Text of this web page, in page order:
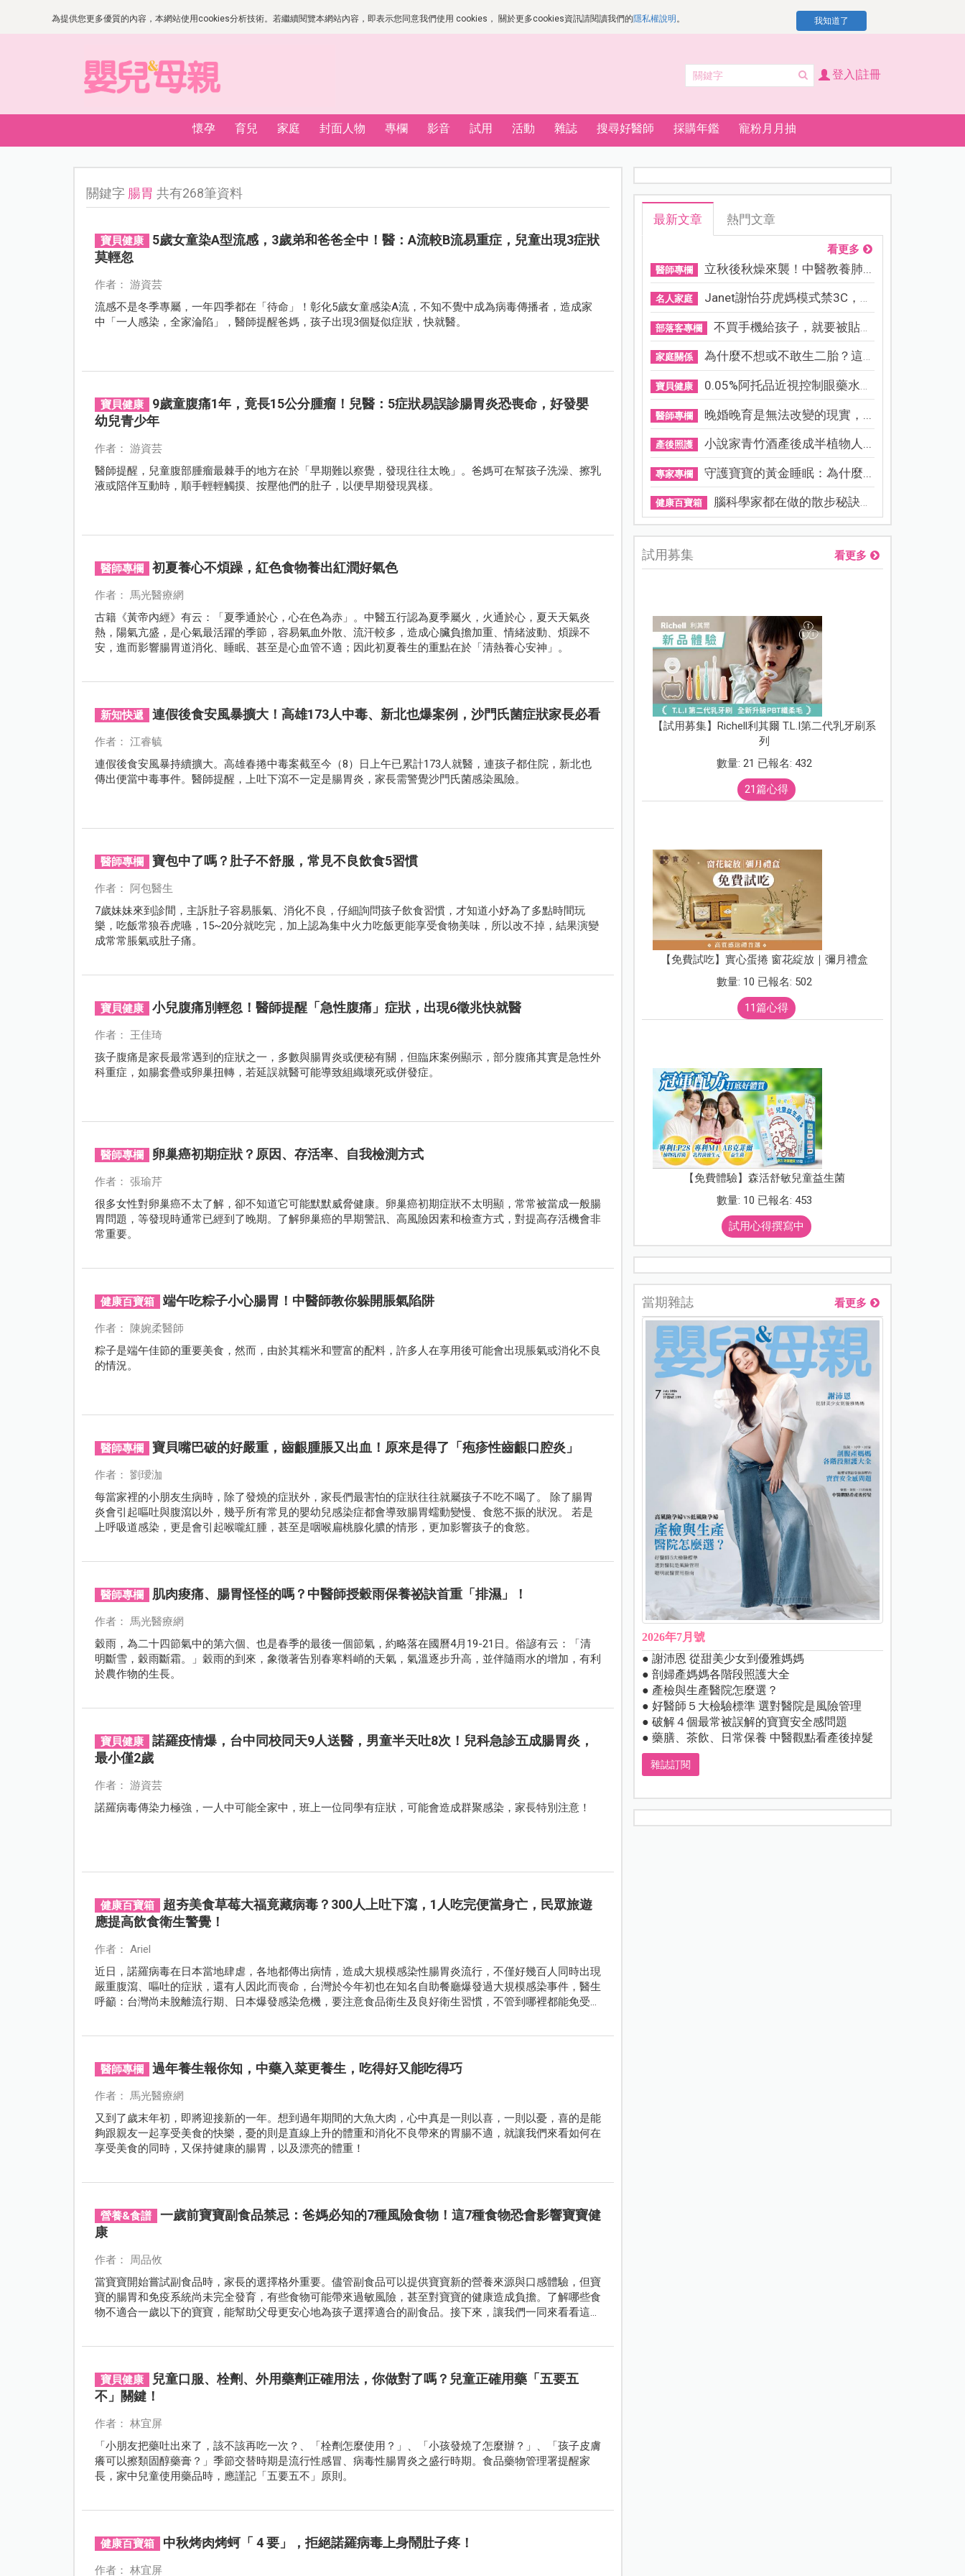
為提供您更多優質的內容，本網站使用cookies分析技術。若繼續閱覽本網站內容，即表示您同意我們使用 cookies， 關於更多cookies資訊請閱讀我們的隱私權說明 。 我知道了
登入|註冊
懷孕 育兒 家庭 封面人物 專欄 影音 試用 活動 雜誌 搜尋好醫師 採購年鑑 寵粉月月抽
關鍵字 腸胃 共有268筆資料
寶貝健康
5歲女童染A型流感，3歲弟和爸爸全中！醫：A流較B流易重症，兒童出現3症狀
莫輕忽
作者： 游資芸
流感不是冬季專屬，一年四季都在「待命」！彰化5歲女童感染A流，不知不覺中成為病毒傳播者，造成家
中「一人感染，全家淪陷」，醫師提醒爸媽，孩子出現3個疑似症狀，快就醫。
寶貝健康
9歲童腹痛1年，竟長15公分腫瘤！兒醫：5症狀易誤診腸胃炎恐喪命，好發嬰
幼兒青少年
作者： 游資芸
醫師提醒，兒童腹部腫瘤最棘手的地方在於「早期難以察覺，發現往往太晚」。爸媽可在幫孩子洗澡、擦乳
液或陪伴互動時，順手輕輕觸摸、按壓他們的肚子，以便早期發現異樣。
醫師專欄 初夏養心不煩躁，紅色食物養出紅潤好氣色
作者： 馬光醫療網
古籍《黃帝內經》有云：「夏季通於心，心在色為赤」。中醫五行認為夏季屬火，火通於心，夏天天氣炎
熱，陽氣亢盛，是心氣最活躍的季節，容易氣血外散、流汗較多，造成心臟負擔加重、情緒波動、煩躁不
安，進而影響腸胃道消化、睡眠、甚至是心血管不適；因此初夏養生的重點在於「清熱養心安神」。
新知快遞 連假後食安風暴擴大！高雄173人中毒、新北也爆案例，沙門氏菌症狀家長必看
作者： 江睿毓
連假後食安風暴持續擴大。高雄春捲中毒案截至今（8）日上午已累計173人就醫，連孩子都住院，新北也
傳出便當中毒事件。醫師提醒，上吐下瀉不一定是腸胃炎，家長需警覺沙門氏菌感染風險。
醫師專欄 寶包中了嗎？肚子不舒服，常見不良飲食5習慣
作者： 阿包醫生
7歲妹妹來到診間，主訴肚子容易脹氣、消化不良，仔細詢問孩子飲食習慣，才知道小妤為了多點時間玩
樂，吃飯常狼吞虎嚥，15~20分就吃完，加上認為集中火力吃飯更能享受食物美味，所以改不掉，結果演變
成常常脹氣或肚子痛。
寶貝健康 小兒腹痛別輕忽！醫師提醒「急性腹痛」症狀，出現6徵兆快就醫
作者： 王佳琦
孩子腹痛是家長最常遇到的症狀之一，多數與腸胃炎或便秘有關，但臨床案例顯示，部分腹痛其實是急性外
科重症，如腸套疊或卵巢扭轉，若延誤就醫可能導致組織壞死或併發症。
醫師專欄 卵巢癌初期症狀？原因、存活率、自我檢測方式
作者： 張瑜芹
很多女性對卵巢癌不太了解，卻不知道它可能默默威脅健康。卵巢癌初期症狀不太明顯，常常被當成一般腸
胃問題，等發現時通常已經到了晚期。了解卵巢癌的早期警訊、高風險因素和檢查方式，對提高存活機會非
常重要。
健康百寶箱 端午吃粽子小心腸胃！中醫師教你躲開脹氣陷阱
作者： 陳婉柔醫師
粽子是端午佳節的重要美食，然而，由於其糯米和豐富的配料，許多人在享用後可能會出現脹氣或消化不良
的情況。
醫師專欄 寶貝嘴巴破的好嚴重，齒齦腫脹又出血！原來是得了「疱疹性齒齦口腔炎」
作者： 劉璦泇
每當家裡的小朋友生病時，除了發燒的症狀外，家長們最害怕的症狀往往就屬孩子不吃不喝了。 除了腸胃
炎會引起嘔吐與腹瀉以外，幾乎所有常見的嬰幼兒感染症都會導致腸胃蠕動變慢、食慾不振的狀況。 若是
上呼吸道感染，更是會引起喉嚨紅腫，甚至是咽喉扁桃腺化膿的情形，更加影響孩子的食慾。
醫師專欄 肌肉痠痛、腸胃怪怪的嗎？中醫師授穀雨保養祕訣首重「排濕」！
作者： 馬光醫療網
穀雨，為二十四節氣中的第六個、也是春季的最後一個節氣，約略落在國曆4月19-21日。俗諺有云：「清
明斷雪，穀雨斷霜。」穀雨的到來，象徵著告別春寒料峭的天氣，氣溫逐步升高，並伴隨雨水的增加，有利
於農作物的生長。
寶貝健康
諾羅疫情爆，台中同校同天9人送醫，男童半天吐8次！兒科急診五成腸胃炎，
最小僅2歲
作者： 游資芸
諾羅病毒傳染力極強，一人中可能全家中，班上一位同學有症狀，可能會造成群聚感染，家長特別注意！
健康百寶箱
超夯美食草莓大福竟藏病毒？300人上吐下瀉，1人吃完便當身亡，民眾旅遊
應提高飲食衛生警覺！
作者： Ariel
近日，諾羅病毒在日本當地肆虐，各地都傳出病情，造成大規模感染性腸胃炎流行，不僅好幾百人同時出現
嚴重腹瀉、嘔吐的症狀，還有人因此而喪命，台灣於今年初也在知名自助餐廳爆發過大規模感染事件，醫生
呼籲：台灣尚未脫離流行期、日本爆發感染危機，要注意食品衛生及良好衛生習慣，不管到哪裡都能免受病
醫師專欄 過年養生報你知，中藥入菜更養生，吃得好又能吃得巧
作者： 馬光醫療網
又到了歲末年初，即將迎接新的一年。想到過年期間的大魚大肉，心中真是一則以喜，一則以憂，喜的是能
夠跟親友一起享受美食的快樂，憂的則是直線上升的體重和消化不良帶來的胃腸不適，就讓我們來看如何在
享受美食的同時，又保持健康的腸胃，以及漂亮的體重！
營養&食譜
一歲前寶寶副食品禁忌：爸媽必知的7種風險食物！這7種食物恐會影響寶寶健
康
作者： 周品攸
當寶寶開始嘗試副食品時，家長的選擇格外重要。儘管副食品可以提供寶寶新的營養來源與口感體驗，但寶
寶的腸胃和免疫系統尚未完全發育，有些食物可能帶來過敏風險，甚至對寶寶的健康造成負擔。了解哪些食
物不適合一歲以下的寶寶，能幫助父母更安心地為孩子選擇適合的副食品。接下來，讓我們一同來看看這7
寶貝健康
兒童口服、栓劑、外用藥劑正確用法，你做對了嗎？兒童正確用藥「五要五
不」關鍵！
作者： 林宜屏
「小朋友把藥吐出來了，該不該再吃一次？、「栓劑怎麼使用？」、「小孩發燒了怎麼辦？」、「孩子皮膚
癢可以擦類固醇藥膏？」季節交替時期是流行性感冒、病毒性腸胃炎之盛行時期。食品藥物管理署提醒家
長，家中兒童使用藥品時，應謹記「五要五不」原則。
健康百寶箱 中秋烤肉烤蚵「 4 要」，拒絕諾羅病毒上身鬧肚子疼！
作者： 林宜屏
最新文章 熱門文章
看更多
醫師專欄 立秋後秋燥來襲！中醫教養肺...
名人家庭 Janet謝怡芬虎媽模式禁3C，看...
部落客專欄 不買手機給孩子，就要被貼「...
家庭關係 為什麼不想或不敢生二胎？這8...
寶貝健康 0.05%阿托品近視控制眼藥水納...
醫師專欄 晚婚晚育是無法改變的現實，...
產後照護 小說家青竹酒產後成半植物人...
專家專欄 守護寶寶的黃金睡眠：為什麼...
健康百寶箱 腦科學家都在做的散步秘訣！...
試用募集 看更多
【試用募集】Richell利其爾 T.L.I第二代乳牙刷系
列
數量: 21 已報名: 432
21篇心得
【免費試吃】實心蛋捲 窗花綻放｜彌月禮盒
數量: 10 已報名: 502
11篇心得
【免費體驗】森活舒敏兒童益生菌
數量: 10 已報名: 453
試用心得撰寫中
當期雜誌 看更多
2026年7月號
● 謝沛恩 從甜美少女到優雅媽媽
● 剖婦產媽媽各階段照護大全
● 產檢與生產醫院怎麼選？
● 好醫師５大檢驗標準 選對醫院是風險管理
● 破解４個最常被誤解的寶寶安全感問題
● 藥膳、茶飲、日常保養 中醫觀點看產後掉髮
雜誌訂閱